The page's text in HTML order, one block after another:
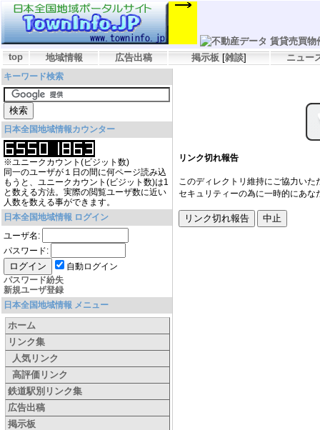
top 地域情報 広告出稿 掲示板 [雑談] ニュー
キーワード検索
日本全国地域情報カウンター
※ユニークカウント(ビジット数)
同一のユーザが１日の間に何ページ読み込
もうと、ユニークカウント(ビジット数)は1
と数える方法。実際の閲覧ユーザ数に近い
人数を数える事ができます。
日本全国地域情報 ログイン
ユーザ名:
パスワード:
自動ログイン
パスワード紛失
新規ユーザ登録
日本全国地域情報 メニュー
ホーム
リンク集
人気リンク
高評価リンク
鉄道駅別リンク集
広告出稿
掲示板
リンク切れ報告
このディレクトリ維持にご協力い
セキュリティーの為に一時的にあ